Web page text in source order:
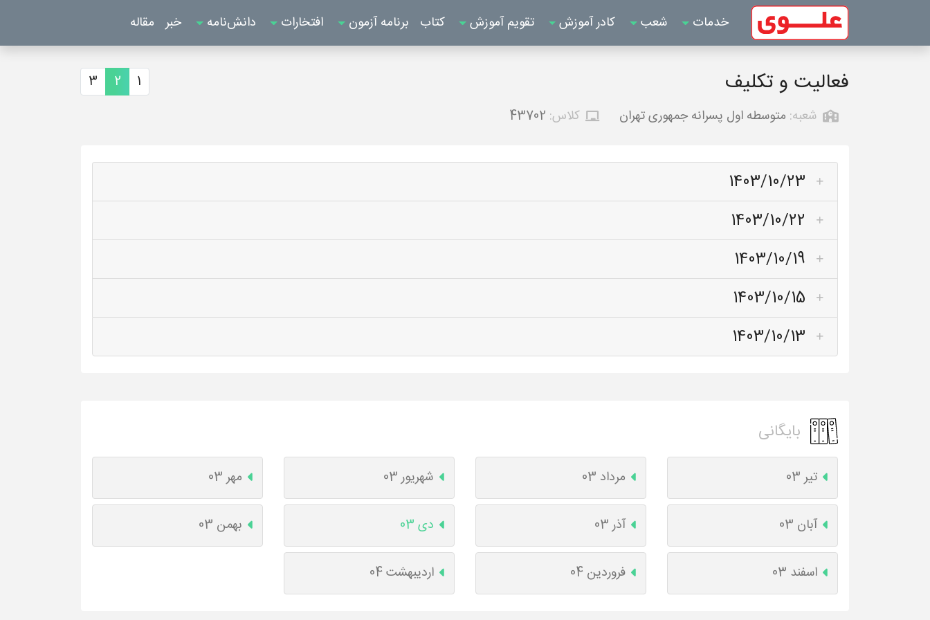
خدمات شعب کادر آموزش تقویم آموزش کتاب برنامه آزمون افتخارات دانش‌نامه خبر مقاله
فعالیت و تکلیف 1
2
3
شعبه: متوسطه اول پسرانه جمهوری تهران کلاس: 43702
1403/10/23
1403/10/22
1403/10/19
1403/10/15
1403/10/13
بایگانی
تیر 03 مرداد 03 شهریور 03 مهر 03
آبان 03 آذر 03 دی 03 بهمن 03
اسفند 03 فروردین 04 اردیبهشت 04